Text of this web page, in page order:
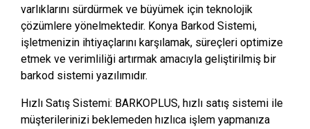
varlıklarını sürdürmek ve büyümek için teknolojik
çözümlere yönelmektedir. Konya Barkod Sistemi,
işletmenizin ihtiyaçlarını karşılamak, süreçleri optimize
etmek ve verimliliği artırmak amacıyla geliştirilmiş bir
barkod sistemi yazılımıdır.
Hızlı Satış Sistemi: BARKOPLUS, hızlı satış sistemi ile
müşterilerinizi beklemeden hızlıca işlem yapmanıza